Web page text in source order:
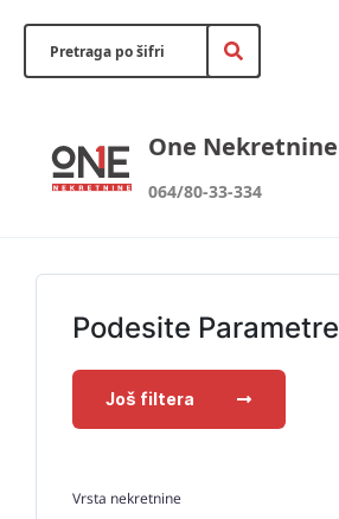
One Nekretnine
064/80-33-334
Podesite Parametre
Još filtera
Vrsta nekretnine